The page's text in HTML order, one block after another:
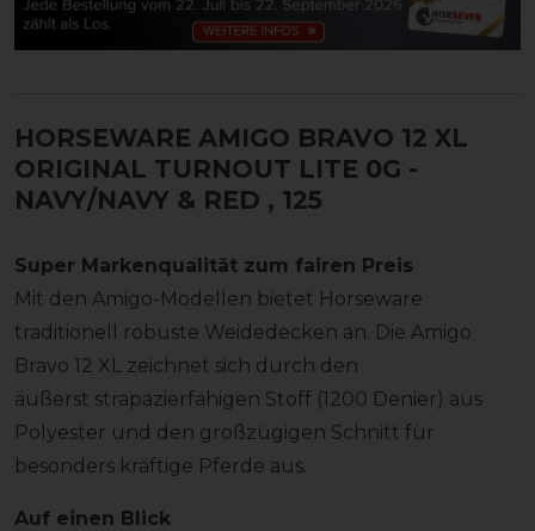
HORSEWARE AMIGO BRAVO 12 XL
ORIGINAL TURNOUT LITE 0G -
NAVY/NAVY & RED , 125
Super Markenqualität zum fairen Preis
Mit den Amigo-Modellen bietet Horseware
traditionell robuste Weidedecken an. Die Amigo
Bravo 12 XL zeichnet sich durch den
äußerst strapazierfähigen Stoff (1200 Denier) aus
Polyester und den großzügigen Schnitt für
besonders kräftige Pferde aus.
Auf einen Blick